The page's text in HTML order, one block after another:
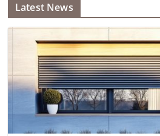
Latest News